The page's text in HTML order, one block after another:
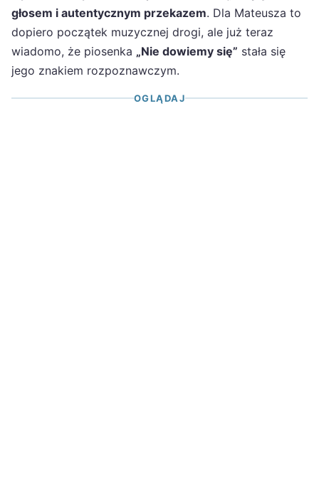
głosem i autentycznym przekazem. Dla Mateusza to
dopiero początek muzycznej drogi, ale już teraz
wiadomo, że piosenka „Nie dowiemy się” stała się
jego znakiem rozpoznawczym.
OGLĄDAJ